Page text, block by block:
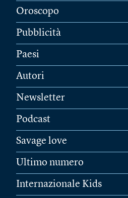
Oroscopo
Pubblicità
Paesi
Autori
Newsletter
Podcast
Savage love
Ultimo numero
Internazionale Kids